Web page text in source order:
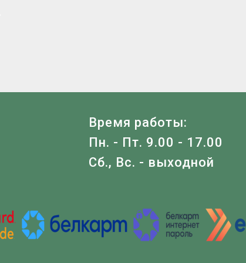
Время работы:
Пн. - Пт. 9.00 - 17.00
Сб., Вс. - выходной